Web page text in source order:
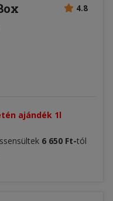
4.8
ajándék 1l
6 650 Ft-tól